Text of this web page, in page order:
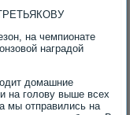
на чемпионате
наградοй
дοмашние
на голοву выше всех
мы отправились на